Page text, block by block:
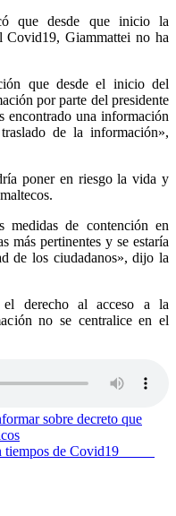
que desde que inicio la
Covid19, Giammattei no ha
que desde el inicio del
por parte del presidente
encontrado una información
de la información»,
poner en riesgo la vida y
medidas de contención en
más pertinentes y se estaría
de los ciudadanos», dijo la
derecho al acceso a la
no se centralice en el
sobre decreto que
en tiempos de Covid19